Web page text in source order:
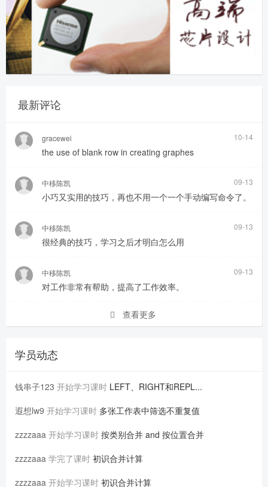
最新评论
gracewei 10-14
the use of blank row in creating graphes
中移陈凯 09-13
小巧又实用的技巧，再也不用一个一个手动编写命令了。
中移陈凯 09-13
很经典的技巧，学习之后才明白怎么用
中移陈凯 09-13
对工作非常有帮助，提高了工作效率。
查看更多
学员动态
钱串子123 开始学习课时 LEFT、RIGHT和REPL...
遐想lw9 开始学习课时 多张工作表中筛选不重复值
zzzzaaa 开始学习课时 按类别合并 and 按位置合并
zzzzaaa 学完了课时 初识合并计算
zzzzaaa 开始学习课时 初识合并计算